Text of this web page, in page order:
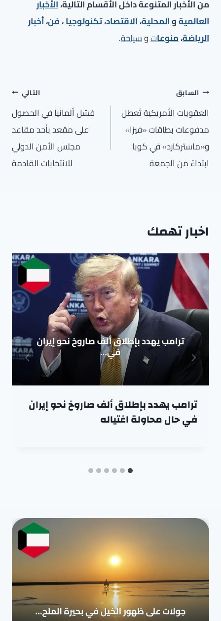
من الأخبار المتنوعة داخل الأقسام التالية،الأخبار
العالميةوالمحلية،الاقتصاد،تكنولوجيا،فن،أخبار
الرياضة،منوعاتوسياحة.
تصفّح
المقالات
السابق
العقوبات الأمريكية تُعطل
مدفوعات بطاقات «فيزا»
و«ماستركارد» في كوبا
ابتداءً من الجمعة
التالي
فشل ألمانيا في الحصول
على مقعد بأحد مقاعد
مجلس الأمن الدولي
للانتخابات القادمة
اخبار تهمك
ترامب يهدد بإطلاق ألف صاروخ نحو إيران
في حال محاولة اغتياله